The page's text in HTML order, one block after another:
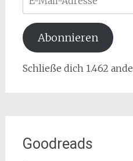
Mail-
Adresse
Abonnieren
Schließe dich 1.462
Goodreads